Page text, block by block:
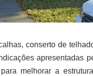
conserto de
apresentadas
melhorar a